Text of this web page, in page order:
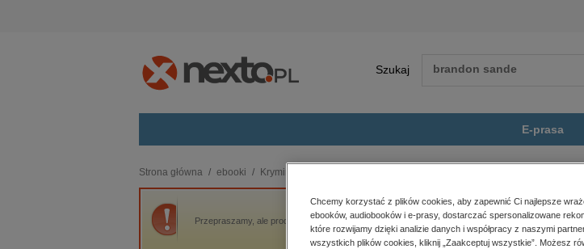
Szukaj
E-prasa
budownictwo, aranżacja wnętrz
biznesowe, branżowe, gospodarka
darmowe wydania
polityka, społeczno-informacyjne
psychologiczne
inne
Strona główna ebooki Kryminał, sensacja, thriller
Przepraszamy, ale produkt „Ciało” nie jest dostępny.
Chcemy korzystać z plików cookies, aby zapewnić Ci najlepsze
ebooków, audiobooków i e-prasy, dostarczać spersonalizowane
które rozwijamy dzięki analizie danych i współpracy z naszymi
wszystkich plików cookies, kliknij „Zaakceptuj wszystkie”. Możesz